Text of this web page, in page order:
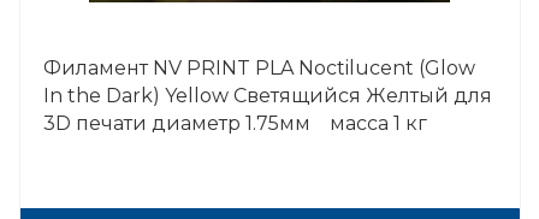
Филамент NV PRINT PLA Noctilucent (Glow
In the Dark) Yellow Светящийся Желтый для
3D печати диаметр 1.75мм масса 1 кг